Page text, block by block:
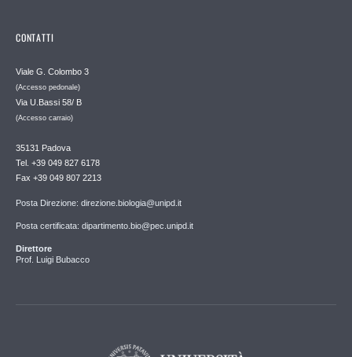
CONTATTI
Viale G. Colombo 3
(Accesso pedonale)
Via U.Bassi 58/ B
(Accesso carraio)
35131 Padova
Tel. +39 049 827 6178
Fax +39 049 807 2213
Posta Direzione: direzione.biologia@unipd.it
Posta certificata: dipartimento.bio@pec.unipd.it
Direttore
Prof. Luigi Bubacco